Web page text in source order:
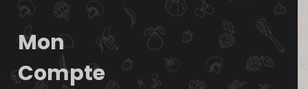
Mon
Compte